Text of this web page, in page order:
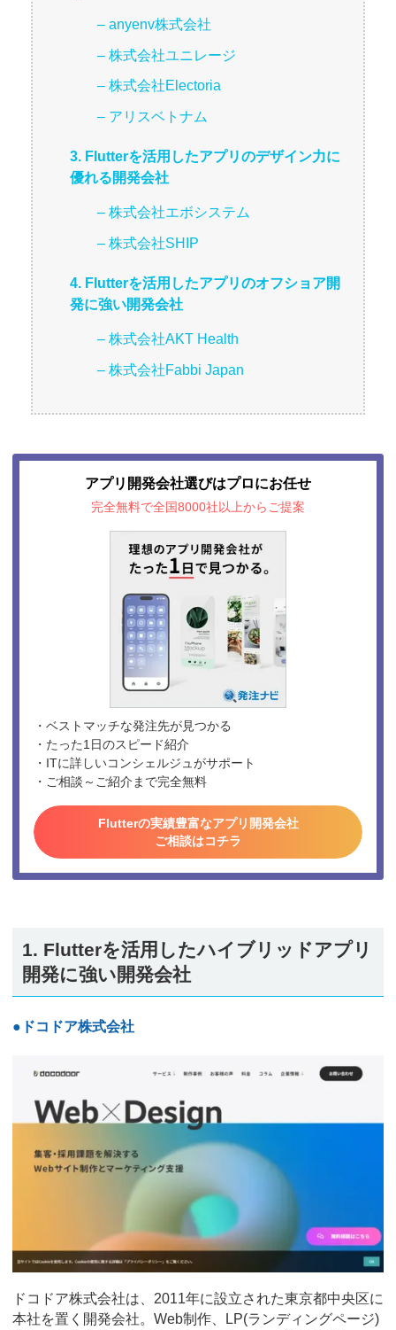
– anyenv株式会社
– 株式会社ユニレージ
– 株式会社Electoria
– アリスベトナム
3. Flutterを活用したアプリのデザイン力に
優れる開発会社
– 株式会社エボシステム
– 株式会社SHIP
4. Flutterを活用したアプリのオフショア開
発に強い開発会社
– 株式会社AKT Health
– 株式会社Fabbi Japan
アプリ開発会社選びはプロにお任せ
完全無料で全国8000社以上からご提案
・ベストマッチな発注先が見つかる
・たった1日のスピード紹介
・ITに詳しいコンシェルジュがサポート
・ご相談～ご紹介まで完全無料
Flutterの実績豊富なアプリ開発会社
ご相談はコチラ
1. Flutterを活用したハイブリッドアプリ
開発に強い開発会社
●ドコドア株式会社
ドコドア株式会社は、2011年に設立された東京都中央区に
本社を置く開発会社。Web制作、LP(ランディングページ)